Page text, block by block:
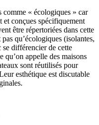
comme « écologiques » car
et conçues spécifiquement
être répertoriées dans cette
qu’écologiques (isolantes,
se différencier de cette
qu’on appelle des maisons
sont réutilisés pour
esthétique est discutable